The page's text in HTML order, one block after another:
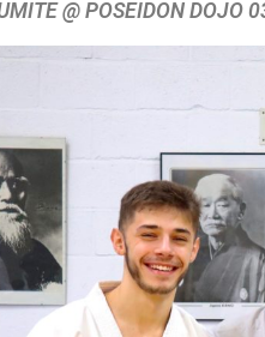
@ POSEIDON DOJO